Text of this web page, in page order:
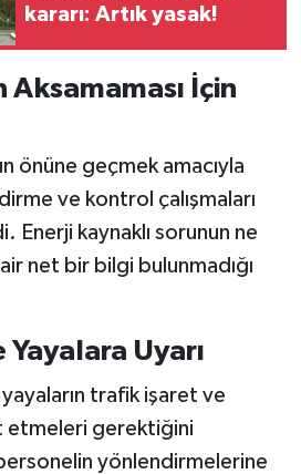
kararı: Artık yasak!
Aksamaması İçin
önüne geçmek amacıyla
ve kontrol çalışmaları
Enerji kaynaklı sorunun ne
net bir bilgi bulunmadığı
Uyarı
trafik işaret ve
etmeleri gerektiğini
yönlendirmelerine